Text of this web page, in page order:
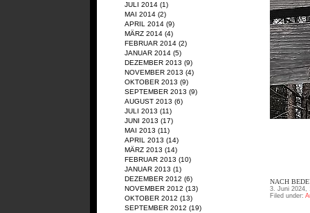
JULI 2014 (1)
MAI 2014 (2)
APRIL 2014 (9)
MÄRZ 2014 (4)
FEBRUAR 2014 (2)
JANUAR 2014 (5)
DEZEMBER 2013 (9)
NOVEMBER 2013 (4)
OKTOBER 2013 (9)
SEPTEMBER 2013 (9)
AUGUST 2013 (6)
JULI 2013 (11)
JUNI 2013 (17)
MAI 2013 (11)
APRIL 2013 (14)
MÄRZ 2013 (14)
FEBRUAR 2013 (10)
JANUAR 2013 (1)
DEZEMBER 2012 (6)
NOVEMBER 2012 (13)
OKTOBER 2012 (13)
SEPTEMBER 2012 (19)
NACH
3. Juni 2024,
Filed under: